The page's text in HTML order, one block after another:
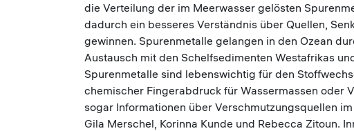
die Verteilung der im Meerwasser gelösten
dadurch ein besseres Verständnis über Quellen,
gewinnen. Spurenmetalle gelangen in den Ozean
Austausch mit den Schelfsedimenten Westafrikas
Spurenmetalle sind lebenswichtig für den
chemischer Fingerabdruck für Wassermassen oder
sogar Informationen über Verschmutzungsquellen
Gila Merschel, Korinna Kunde und Rebecca Zitoun.